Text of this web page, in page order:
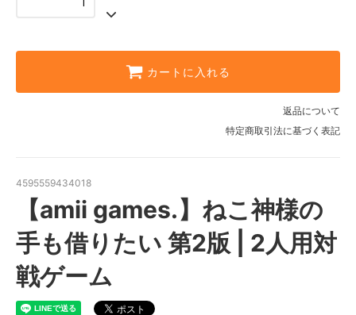
カートに入れる
返品について
特定商取引法に基づく表記
4595559434018
【amii games.】ねこ神様の
手も借りたい 第2版 | 2人用対
戦ゲーム